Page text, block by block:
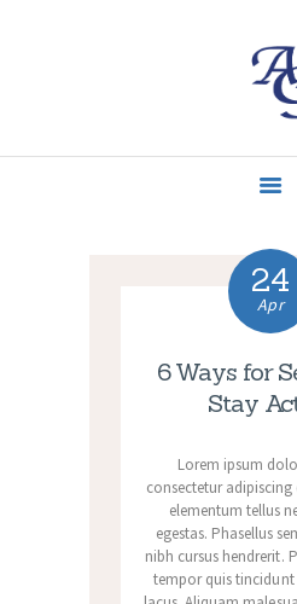
ACTUALITÉS
24
Apr
6 Ways for
Stay
Lorem ipsum
consectetur adipiscing
elementum tellus
egestas. Phasellus
nibh cursus hendrerit.
tempor quis tincidunt